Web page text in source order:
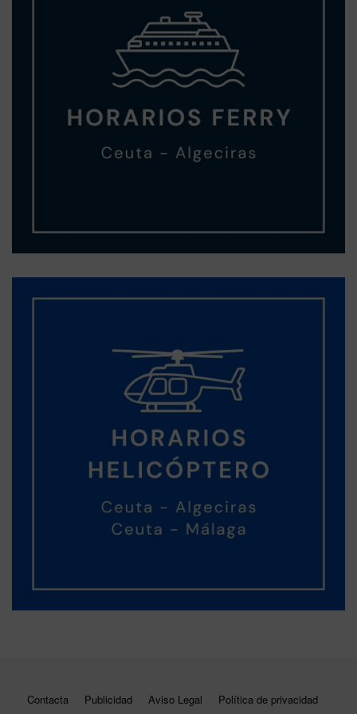
Contacta Publicidad Aviso Legal
Política de privacidad